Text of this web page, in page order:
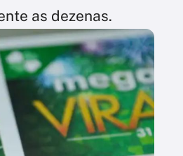
as dezenas.